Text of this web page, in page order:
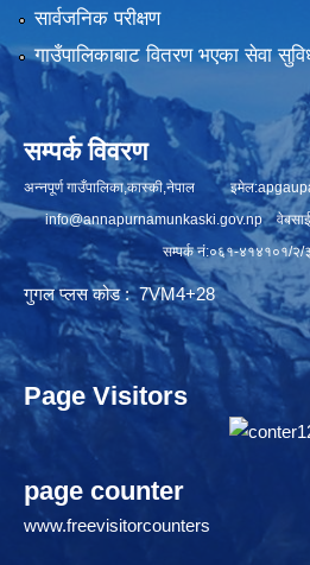
सार्वजनिक परीक्षण
गाउँपालिकाबाट वितरण भएका सेवा
सम्पर्क विवरण
अन्नपूर्ण गाउँपालिका,कास्की,नेपाल इमेल:
info@annapurnamunkaski.gov.np
सम्पर्क नं:०६१-४१४१०१/२/३/
गुगल प्लस कोड : 7VM4+28
Page Visitors
page counter
www.freevisitorcounters